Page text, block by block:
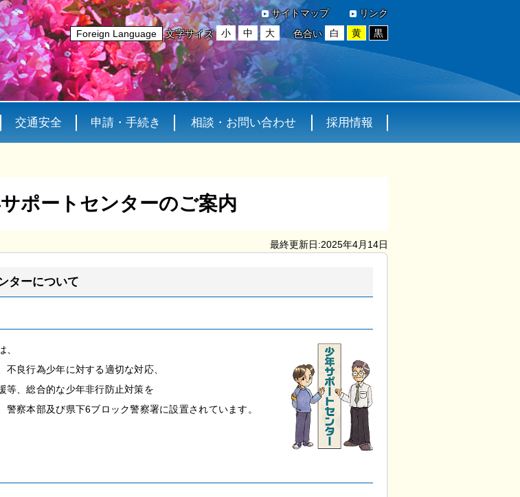
サイトマップ
リンク
Foreign Language
文字サイズ 小 中 大 色合い 白 黄 黒
交通安全 申請・手続き 相談・お問い合わせ 採用情報
ポートセンターのご案内
最終更新日:2025年4月14日
ターについて
、
不良行為少年に対する適切な対応、
等、総合的な少年非行防止対策を
警察本部及び県下6ブロック警察署に設置されています。